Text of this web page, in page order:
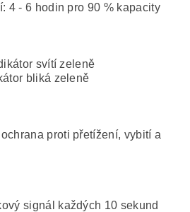
4 - 6 hodin pro 90 % kapacity
svítí zeleně
bliká zeleně
proti přetížení, vybití a
signál každých 10 sekund